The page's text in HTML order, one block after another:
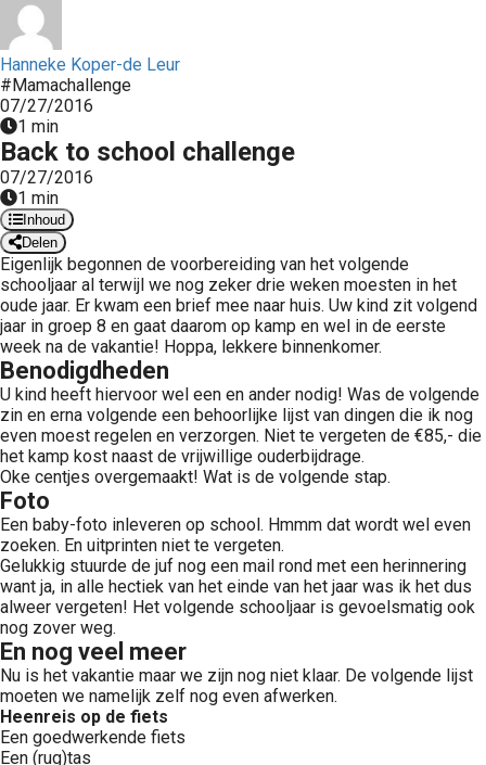
Hanneke Koper-de Leur
#Mamachallenge
07/27/2016
1 min
Back to school challenge
07/27/2016
1 min
Inhoud
Delen
Eigenlijk begonnen de voorbereiding van het volgende
schooljaar al terwijl we nog zeker drie weken moesten in het
oude jaar. Er kwam een brief mee naar huis. Uw kind zit volgend
jaar in groep 8 en gaat daarom op kamp en wel in de eerste
week na de vakantie! Hoppa, lekkere binnenkomer.
Benodigdheden
U kind heeft hiervoor wel een en ander nodig! Was de volgende
zin en erna volgende een behoorlijke lijst van dingen die ik nog
even moest regelen en verzorgen. Niet te vergeten de €85,- die
het kamp kost naast de vrijwillige ouderbijdrage.
Oke centjes overgemaakt! Wat is de volgende stap.
Foto
Een baby-foto inleveren op school. Hmmm dat wordt wel even
zoeken. En uitprinten niet te vergeten.
Gelukkig stuurde de juf nog een mail rond met een herinnering
want ja, in alle hectiek van het einde van het jaar was ik het dus
alweer vergeten! Het volgende schooljaar is gevoelsmatig ook
nog zover weg.
En nog veel meer
Nu is het vakantie maar we zijn nog niet klaar. De volgende lijst
moeten we namelijk zelf nog even afwerken.
Heenreis op de fiets
Een goedwerkende fiets
Een (rug)tas
de
Hierdoor
website-
van